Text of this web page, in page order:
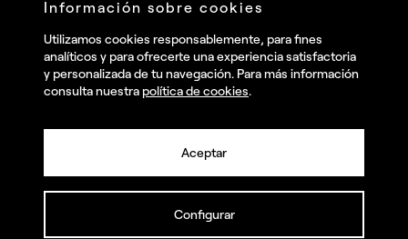
Talent
Contact
Instagram
Facebook
© summa.es Todos los derechos reservados.
Información sobre cookies
Utilizamos cookies responsablemente, para fines
analíticos y para ofrecerte una experiencia satisfactoria
y personalizada de tu navegación. Para más información
consulta nuestra política de cookies.
Aceptar
Configurar